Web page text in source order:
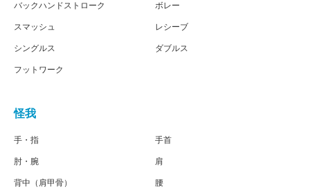
バックハンドストローク
スマッシュ
シングルス
フットワーク
ボレー
レシーブ
ダブルス
怪我
手・指
肘・腕
背中（肩甲骨）
手首
肩
腰